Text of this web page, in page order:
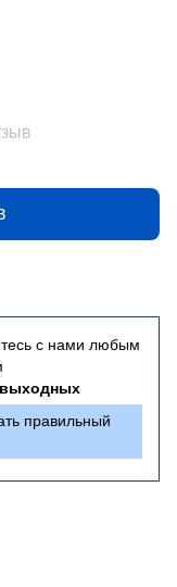
с нами любым
правильный